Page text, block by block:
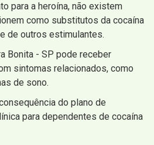
para a heroína, não existem
como substitutos da cocaína
de outros estimulantes.
Bonita - SP pode receber
sintomas relacionados, como
de sono.
do plano de
para dependentes de cocaína